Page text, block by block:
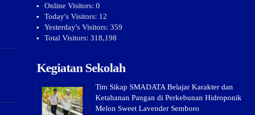
Online Visitors: 0
Today's Visitors: 12
Yesterday's Visitors: 359
Total Visitors: 318,198
Kegiatan Sekolah
Tim Sikap SMADATA Belajar Karakter dan
Ketahanan Pangan di Perkebunan Hidroponik
Melon Sweet Lavender Semboro